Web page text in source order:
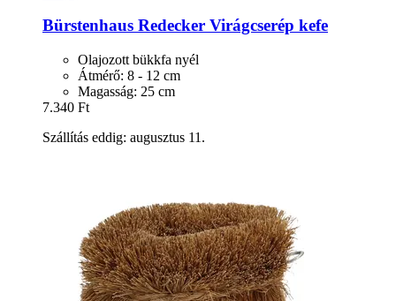
Bürstenhaus Redecker Virágcserép kefe
Olajozott bükkfa nyél
Átmérő: 8 - 12 cm
Magasság: 25 cm
7.340 Ft
Szállítás eddig: augusztus 11.